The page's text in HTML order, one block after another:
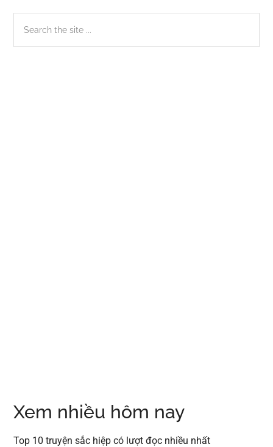
Sidebar
chính
the
Xem nhiều hôm nay
Top 10 truyện sắc hiệp có lượt đọc nhiều nhất